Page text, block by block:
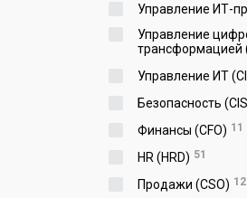
Управление ИТ-
Управление
трансформацией
Управление ИТ
Безопасность
Финансы (CFO) 11
HR (HRD) 51
Продажи (CSO) 12